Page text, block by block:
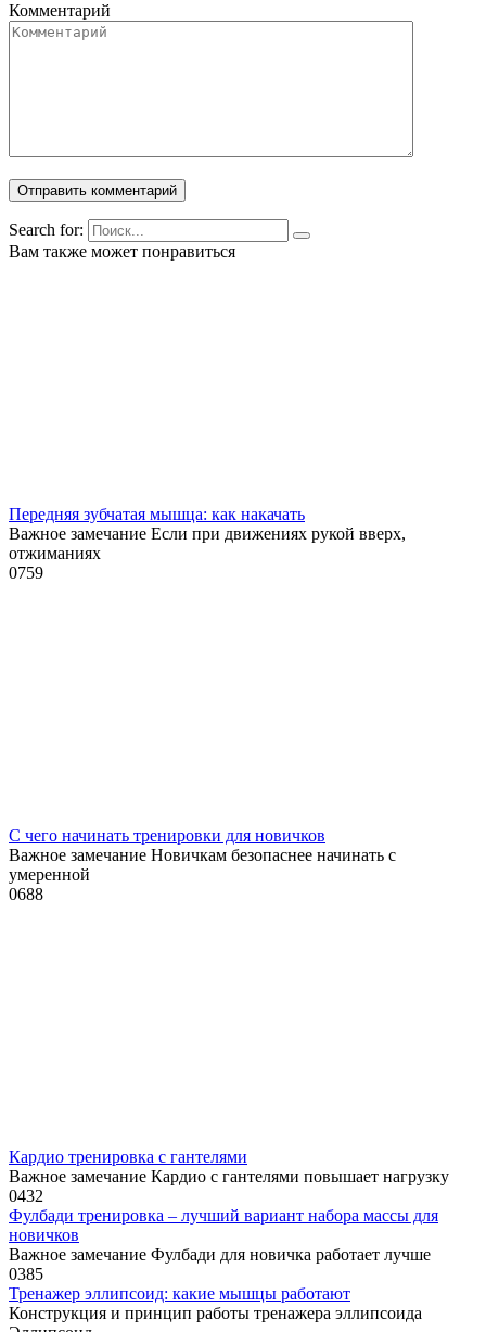
Комментарий
Search for:
Вам также может понравиться
Передняя зубчатая мышца: как накачать
Важное замечание Если при движениях рукой вверх,
отжиманиях
0759
С чего начинать тренировки для новичков
Важное замечание Новичкам безопаснее начинать с
умеренной
0688
Кардио тренировка с гантелями
Важное замечание Кардио с гантелями повышает нагрузку
0432
Фулбади тренировка – лучший вариант набора массы для
новичков
Важное замечание Фулбади для новичка работает лучше
0385
Тренажер эллипсоид: какие мышцы работают
Конструкция и принцип работы тренажера эллипсоида